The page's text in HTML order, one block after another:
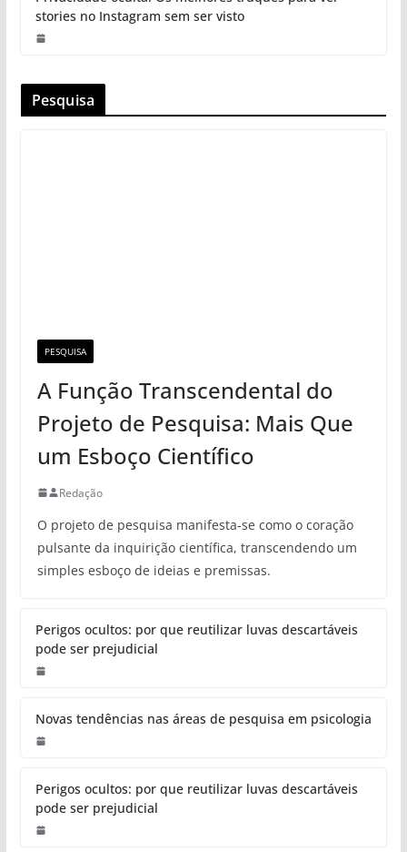
stories no Instagram sem ser visto
Pesquisa
PESQUISA
A Função Transcendental do
Projeto de Pesquisa: Mais Que
um Esboço Científico
Redação
O projeto de pesquisa manifesta-se como o coração
pulsante da inquirição científica, transcendendo um
simples esboço de ideias e premissas.
Perigos ocultos: por que reutilizar luvas descartáveis
pode ser prejudicial
Novas tendências nas áreas de pesquisa em psicologia
Perigos ocultos: por que reutilizar luvas descartáveis
pode ser prejudicial